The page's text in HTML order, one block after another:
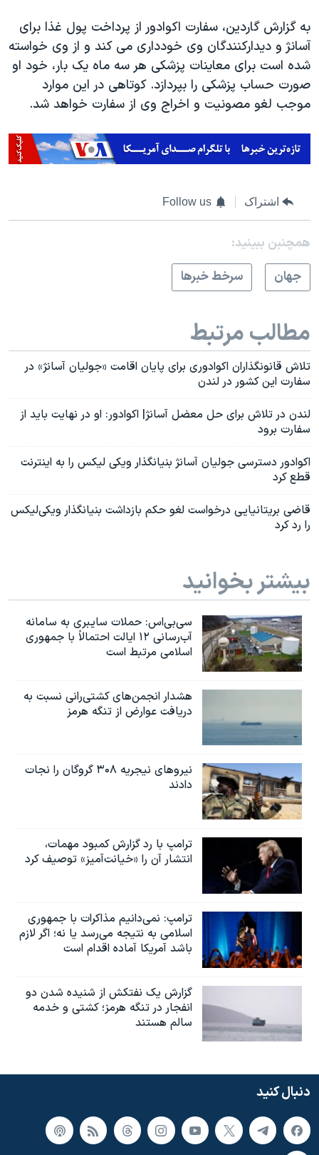
به گزارش گاردین، سفارت اکوادور از پرداخت پول غذا برای
آسانژ و دیدارکنندگان وی خودداری می کند و از وی خواسته
شده است برای معاینات پزشکی هر سه ماه یک بار، خود او
صورت حساب پزشکی را بپردازد. کوتاهی در این موارد
موجب لغو مصونیت و اخراج وی از سفارت خواهد شد.
اشتراک Follow us
همچنبن ببینید:
جهان
سرخط خبرها
مطالب مرتبط
تلاش قانونگذاران اکوادوری برای پایان اقامت «جولیان آسانژ» در
سفارت این کشور در لندن
لندن در تلاش برای حل معضل آسانژ| اکوادور: او در نهایت باید از
سفارت برود
اکوادور دسترسی جولیان آسانژ بنیانگذار ویکی لیکس را به اینترنت
قطع کرد
قاضی بریتانیایی درخواست لغو حکم بازداشت بنیانگذار ویکی‌لیکس
را رد کرد
بیشتر بخوانید
سی‌بی‌اس: حملات سایبری به سامانه
آب‌رسانی ۱۲ ایالت احتمالاً با جمهوری
اسلامی مرتبط است
هشدار انجمن‌های کشتی‌رانی نسبت به
دریافت عوارض از تنگه هرمز
نیروهای نیجریه‌ ۳۰۸ گروگان را نجات
دادند
ترامپ با رد گزارش کمبود مهمات،
انتشار آن را «خیانت‌آمیز» توصیف کرد
ترامپ: نمی‌دانیم مذاکرات با جمهوری
اسلامی به نتیجه می‌رسد یا نه؛ اگر لازم
باشد آمریکا آماده اقدام است
گزارش یک نفتکش از شنیده شدن دو
انفجار در تنگه هرمز؛ کشتی و خدمه
سالم هستند
دنبال کنید